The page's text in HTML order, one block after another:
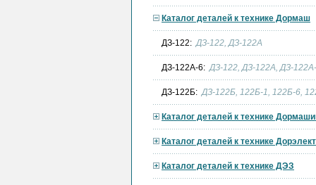
Каталог деталей к технике Дормаш
ДЗ-122:ДЗ-122, ДЗ-122А
ДЗ-122A-6:ДЗ-122, ДЗ-122А, ДЗ-
ДЗ-122Б:ДЗ-122Б, 122Б-1, 122Б-6,
Каталог деталей к технике
Каталог деталей к технике
Каталог деталей к технике ДЭЗ